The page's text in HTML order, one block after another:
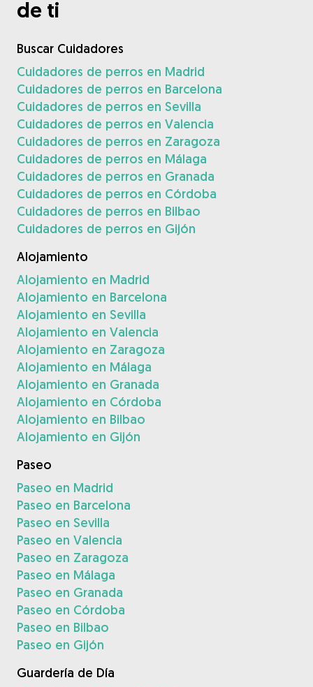
de ti
Buscar Cuidadores
Cuidadores de perros en Madrid
Cuidadores de perros en Barcelona
Cuidadores de perros en Sevilla
Cuidadores de perros en Valencia
Cuidadores de perros en Zaragoza
Cuidadores de perros en Málaga
Cuidadores de perros en Granada
Cuidadores de perros en Córdoba
Cuidadores de perros en Bilbao
Cuidadores de perros en Gijón
Alojamiento
Alojamiento en Madrid
Alojamiento en Barcelona
Alojamiento en Sevilla
Alojamiento en Valencia
Alojamiento en Zaragoza
Alojamiento en Málaga
Alojamiento en Granada
Alojamiento en Córdoba
Alojamiento en Bilbao
Alojamiento en Gijón
Paseo
Paseo en Madrid
Paseo en Barcelona
Paseo en Sevilla
Paseo en Valencia
Paseo en Zaragoza
Paseo en Málaga
Paseo en Granada
Paseo en Córdoba
Paseo en Bilbao
Paseo en Gijón
Guardería de Día